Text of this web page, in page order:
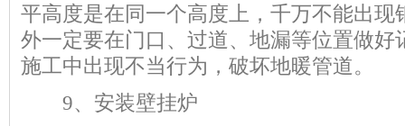
平高度是在同一个高度上，千万不能出现
外一定要在门口、过道、地漏等位置做好
施工中出现不当行为，破坏地暖管道。
9、安装壁挂炉